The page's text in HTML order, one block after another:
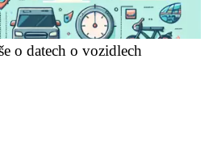
o datech o vozidlech